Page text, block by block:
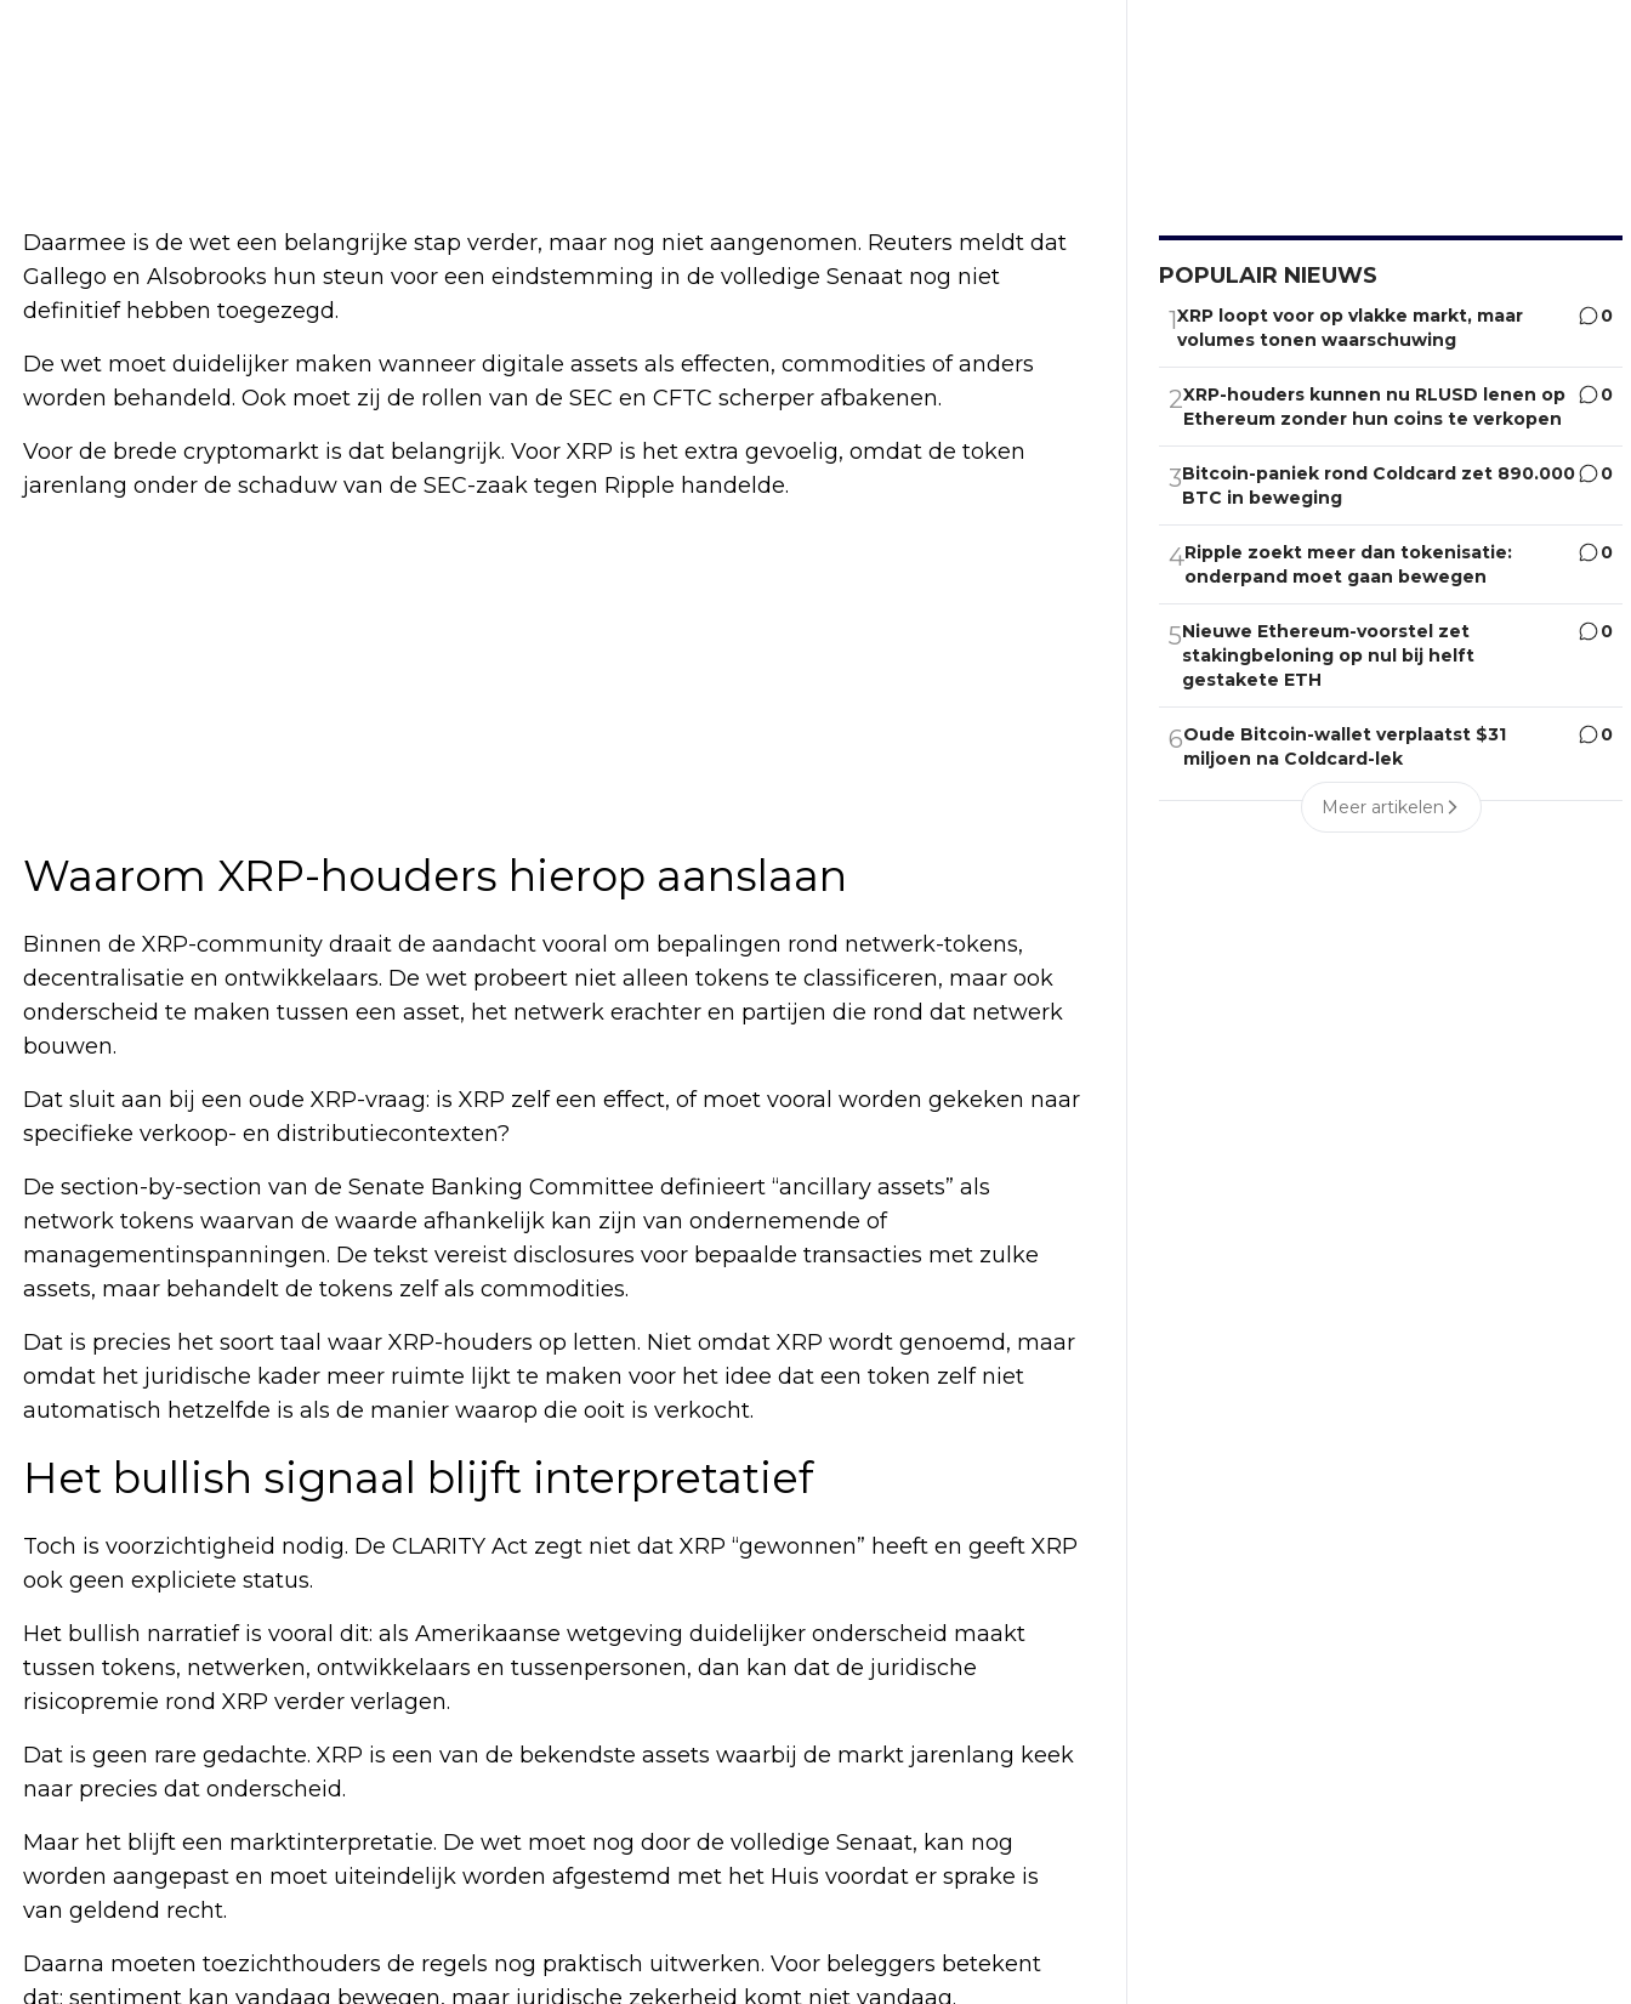
Daarmee is de wet een belangrijke stap verder, maar nog niet aangenomen. Reuters meldt dat
Gallego en Alsobrooks hun steun voor een eindstemming in de volledige Senaat nog niet
definitief hebben toegezegd.
De wet moet duidelijker maken wanneer digitale assets als effecten, commodities of anders
worden behandeld. Ook moet zij de rollen van de SEC en CFTC scherper afbakenen.
Voor de brede cryptomarkt is dat belangrijk. Voor XRP is het extra gevoelig, omdat de token
jarenlang onder de schaduw van de SEC-zaak tegen Ripple handelde.
Waarom XRP-houders hierop aanslaan
Binnen de XRP-community draait de aandacht vooral om bepalingen rond netwerk-tokens,
decentralisatie en ontwikkelaars. De wet probeert niet alleen tokens te classificeren, maar ook
onderscheid te maken tussen een asset, het netwerk erachter en partijen die rond dat netwerk
bouwen.
Dat sluit aan bij een oude XRP-vraag: is XRP zelf een effect, of moet vooral worden gekeken naar
specifieke verkoop- en distributiecontexten?
De section-by-section van de Senate Banking Committee definieert “ancillary assets” als
network tokens waarvan de waarde afhankelijk kan zijn van ondernemende of
managementinspanningen. De tekst vereist disclosures voor bepaalde transacties met zulke
assets, maar behandelt de tokens zelf als commodities.
Dat is precies het soort taal waar XRP-houders op letten. Niet omdat XRP wordt genoemd, maar
omdat het juridische kader meer ruimte lijkt te maken voor het idee dat een token zelf niet
automatisch hetzelfde is als de manier waarop die ooit is verkocht.
Het bullish signaal blijft interpretatief
Toch is voorzichtigheid nodig. De CLARITY Act zegt niet dat XRP “gewonnen” heeft en geeft XRP
ook geen expliciete status.
Het bullish narratief is vooral dit: als Amerikaanse wetgeving duidelijker onderscheid maakt
tussen tokens, netwerken, ontwikkelaars en tussenpersonen, dan kan dat de juridische
risicopremie rond XRP verder verlagen.
Dat is geen rare gedachte. XRP is een van de bekendste assets waarbij de markt jarenlang keek
naar precies dat onderscheid.
Maar het blijft een marktinterpretatie. De wet moet nog door de volledige Senaat, kan nog
worden aangepast en moet uiteindelijk worden afgestemd met het Huis voordat er sprake is
van geldend recht.
Daarna moeten toezichthouders de regels nog praktisch uitwerken. Voor beleggers betekent
dat: sentiment kan vandaag bewegen, maar juridische zekerheid komt niet vandaag.
POPULAIR NIEUWS
1XRP loopt voor op vlakke markt, maar
volumes tonen waarschuwing
0
2XRP-houders kunnen nu RLUSD lenen op
Ethereum zonder hun coins te verkopen
0
3Bitcoin-paniek rond Coldcard zet 890.000
BTC in beweging
0
4Ripple zoekt meer dan tokenisatie:
onderpand moet gaan bewegen
0
5Nieuwe Ethereum-voorstel zet
stakingbeloning op nul bij helft
gestakete ETH
0
6Oude Bitcoin-wallet verplaatst $31
miljoen na Coldcard-lek
0
Meer artikelen